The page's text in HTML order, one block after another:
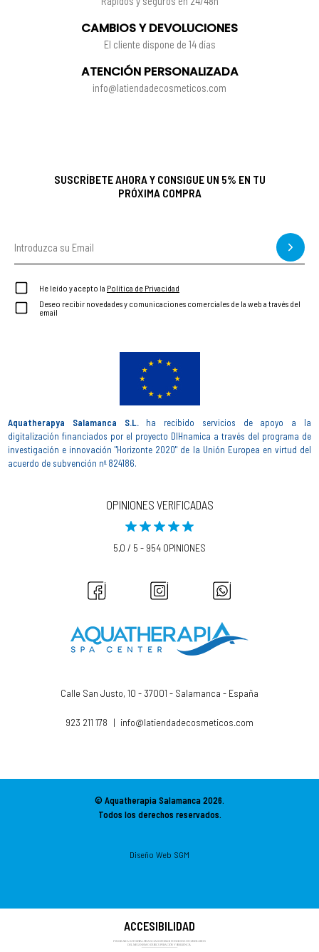
CAMBIOS Y DEVOLUCIONES
El cliente dispone de 14 días
ATENCIÓN PERSONALIZADA
info@latiendadecosmeticos.com
SUSCRÍBETE AHORA Y CONSIGUE UN 5% EN TU
PRÓXIMA COMPRA
He leído y acepto la Política de Privacidad
Deseo recibir novedades y comunicaciones comerciales de la web a través del
email
Aquatherapya Salamanca S.L. ha recibido servicios de apoyo a la
digitalización financiados por el proyecto DIHnamica a través del programa de
investigación e innovación "Horizonte 2020" de la Unión Europea en virtud del
acuerdo de subvención nº 824186.
OPINIONES VERIFICADAS
5,0 / 5 - 954 OPINIONES
Calle San Justo, 10 - 37001 - Salamanca - España
923 211 178 | info@latiendadecosmeticos.com
© Aquatherapia Salamanca2026.
Todos los derechos reservados.
Diseño Web SGM
ACCESIBILIDAD